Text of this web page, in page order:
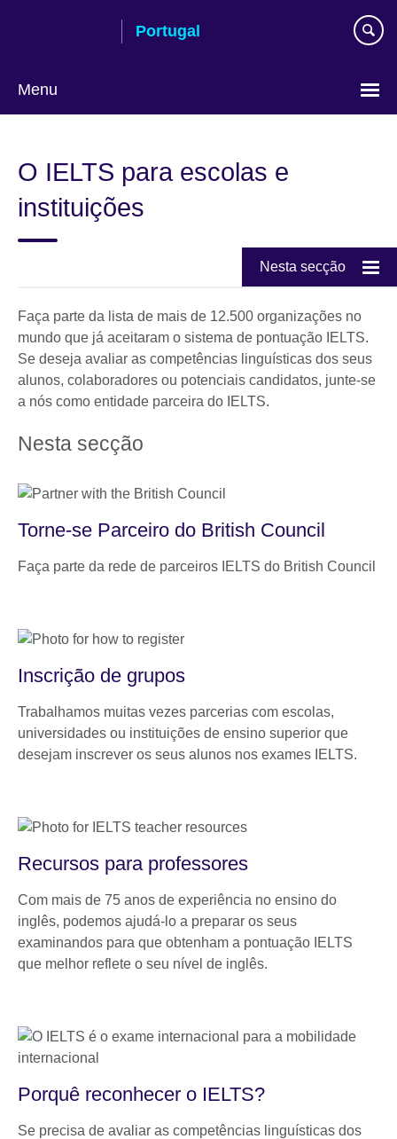
Portugal
Menu
língua
O IELTS para escolas e
instituições
Nesta secção
Faça parte da lista de mais de 12.500 organizações no
mundo que já aceitaram o sistema de pontuação IELTS.
Se deseja avaliar as competências linguísticas dos seus
alunos, colaboradores ou potenciais candidatos, junte-se
a nós como entidade parceira do IELTS.
Nesta secção
Torne-se Parceiro do British Council
Faça parte da rede de parceiros IELTS do British Council
Inscrição de grupos
Trabalhamos muitas vezes parcerias com escolas,
universidades ou instituições de ensino superior que
desejam inscrever os seus alunos nos exames IELTS.
Recursos para professores
Com mais de 75 anos de experiência no ensino do
inglês, podemos ajudá-lo a preparar os seus
examinandos para que obtenham a pontuação IELTS
que melhor reflete o seu nível de inglês.
Porquê reconhecer o IELTS?
Se precisa de avaliar as competências linguísticas dos